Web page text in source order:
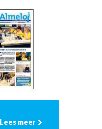
Lees meer